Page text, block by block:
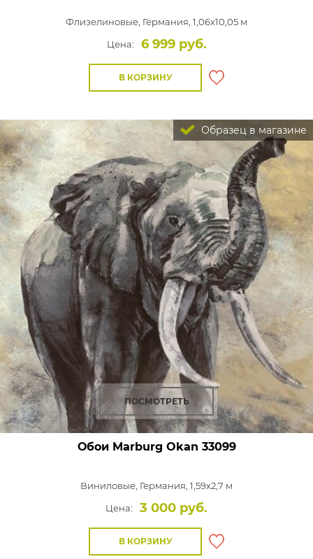
Флизелиновые, Германия, 1,06x10,05 м
Цена:
6 999 руб.
В КОРЗИНУ
Образец в магазине
ПОСМОТРЕТЬ
Обои Marburg Okan 33099
Виниловые, Германия, 1,59x2,7 м
Цена:
3 000 руб.
В КОРЗИНУ